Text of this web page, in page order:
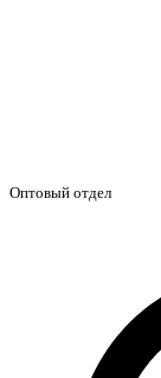
Оптовый отдел